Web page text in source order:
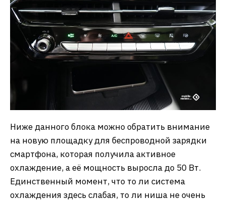
Ниже данного блока можно обратить внимание
на новую площадку для беспроводной зарядки
смартфона, которая получила активное
охлаждение, а её мощность выросла до 50 Вт.
Единственный момент, что то ли система
охлаждения здесь слабая, то ли ниша не очень